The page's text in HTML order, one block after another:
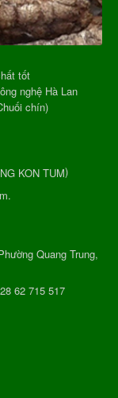
tốt
nghệ Hà Lan
chín)
KON TUM)
Quang Trung,
62 715 517